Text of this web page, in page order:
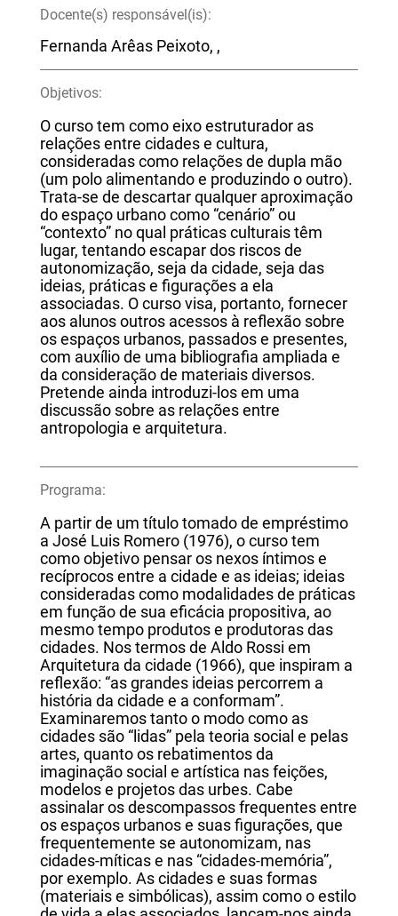
Docente(s) responsável(is):
Fernanda Arêas Peixoto, ,
Objetivos:
O curso tem como eixo estruturador as
relações entre cidades e cultura,
consideradas como relações de dupla mão
(um polo alimentando e produzindo o outro).
Trata-se de descartar qualquer aproximação
do espaço urbano como “cenário” ou
“contexto” no qual práticas culturais têm
lugar, tentando escapar dos riscos de
autonomização, seja da cidade, seja das
ideias, práticas e figurações a ela
associadas. O curso visa, portanto, fornecer
aos alunos outros acessos à reflexão sobre
os espaços urbanos, passados e presentes,
com auxílio de uma bibliografia ampliada e
da consideração de materiais diversos.
Pretende ainda introduzi-los em uma
discussão sobre as relações entre
antropologia e arquitetura.
Programa:
A partir de um título tomado de empréstimo
a José Luis Romero (1976), o curso tem
como objetivo pensar os nexos íntimos e
recíprocos entre a cidade e as ideias; ideias
consideradas como modalidades de práticas
em função de sua eficácia propositiva, ao
mesmo tempo produtos e produtoras das
cidades. Nos termos de Aldo Rossi em
Arquitetura da cidade (1966), que inspiram a
reflexão: “as grandes ideias percorrem a
história da cidade e a conformam”.
Examinaremos tanto o modo como as
cidades são “lidas” pela teoria social e pelas
artes, quanto os rebatimentos da
imaginação social e artística nas feições,
modelos e projetos das urbes. Cabe
assinalar os descompassos frequentes entre
os espaços urbanos e suas figurações, que
frequentemente se autonomizam, nas
cidades-míticas e nas “cidades-memória”,
por exemplo. As cidades e suas formas
(materiais e simbólicas), assim como o estilo